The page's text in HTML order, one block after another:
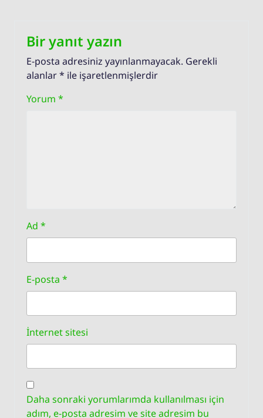
Bir yanıt yazın
E-posta adresiniz yayınlanmayacak. Gerekli
alanlar* ile işaretlenmişlerdir
Yorum *
Ad *
E-posta *
İnternet sitesi
Daha sonraki yorumlarımda kullanılması için
adım, e-posta adresim ve site adresim bu